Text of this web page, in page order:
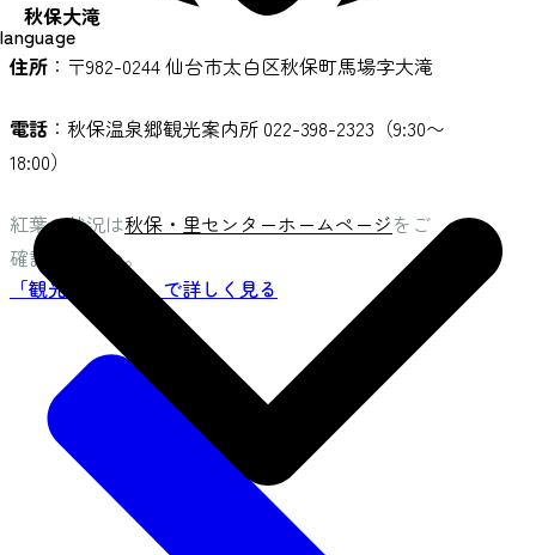
language
秋保大滝
住所 ：〒982-0244 仙台市太白区秋保町馬場字大滝
電話 ：秋保温泉郷観光案内所 022-398-2323（9:30〜
18:00）
紅葉の状況は秋保・里センターホームページをご
確認ください。
「観光スポット」で詳しく見る